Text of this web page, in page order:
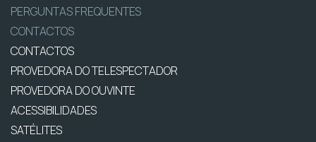
PERGUNTAS FREQUENTES
CONTACTOS
CONTACTOS
PROVEDORA DO TELESPECTADOR
PROVEDORA DO OUVINTE
ACESSIBILIDADES
SATÉLITES